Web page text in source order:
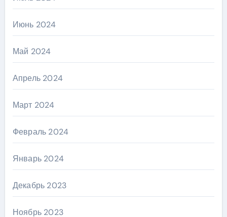
Июнь 2024
Май 2024
Апрель 2024
Март 2024
Февраль 2024
Январь 2024
Декабрь 2023
Ноябрь 2023